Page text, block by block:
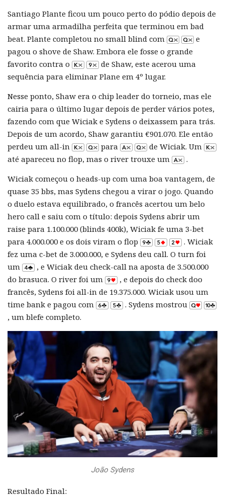
Santiago Plante ficou um pouco perto do pódio depois de
armar uma armadilha perfeita que terminou em bad
beat. Plante completou no small blind com
e
pagou o shove de Shaw. Embora ele fosse o grande
favorito contra o
de Shaw, este acerou uma
sequência para eliminar Plane em 4º lugar.
Nesse ponto, Shaw era o chip leader do torneio, mas ele
cairia para o último lugar depois de perder vários potes,
fazendo com que Wiciak e Sydens o deixassem para trás.
Depois de um acordo, Shaw garantiu €901.070. Ele então
perdeu um all-in
para
de Wiciak. Um
até apareceu no flop, mas o river trouxe um
.
Wiciak começou o heads-up com uma boa vantagem, de
quase 35 bbs, mas Sydens chegou a virar o jogo. Quando
o duelo estava equilibrado, o francês acertou um belo
hero call e saiu com o título: depois Sydens abrir um
raise para 1.100.000 (blinds 400k), Wiciak fe uma 3-bet
para 4.000.000 e os dois viram o flop
. Wiciak
fez uma c-bet de 3.000.000, e Sydens deu call. O turn foi
um
, e Wiciak deu check-call na aposta de 3.500.000
do brasuca. O river foi um
, e depois do check doo
francês, Sydens foi all-in de 19.375.000. Wiciak usou um
time bank e pagou com
. Sydens mostrou
, um blefe completo.
João Sydens
Resultado Final: